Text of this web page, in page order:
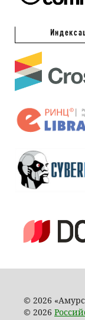
© 2026
© 2026